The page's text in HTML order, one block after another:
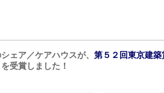
ェア／ケアハウスが、 第５２回東京建築
受賞しました！